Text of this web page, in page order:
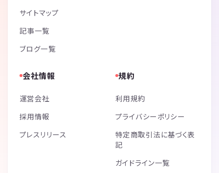
サイトマップ
記事一覧
ブログ一覧
会社情報
運営会社
採用情報
プレスリリース
規約
利用規約
プライバシーポリシー
特定商取引法に基づく表
記
ガイドライン一覧